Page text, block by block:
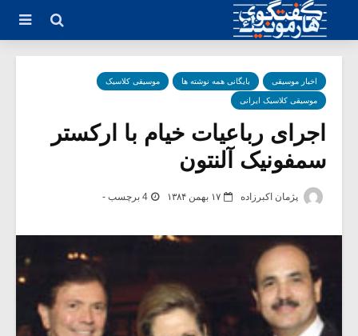
اخبار موسیقی بایگانی همه نوشته ها موسیقی کلاسیک
موسیقی کلاسیک ایرانی
اجرای رباعیات خیام با ارکستر
سمفونیک آلنتون
پژمان اکبرزاده ۱۷ بهمن ۱۳۸۴ 4 برچسب -